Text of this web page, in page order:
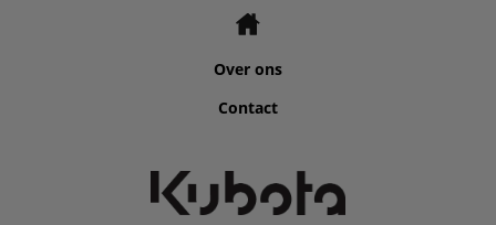
Over ons
Contact